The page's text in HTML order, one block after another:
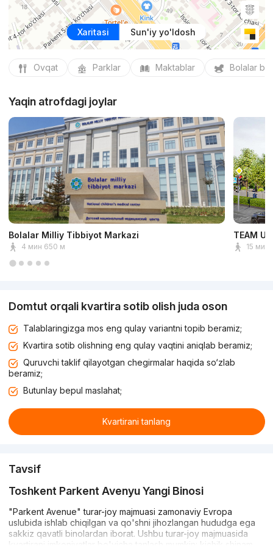
Xaritasi Sun'iy yo'ldosh
Ovqat Parklar Maktablar Bolalar
Yaqin atrofdagi joylar
Bolalar Milliy Tibbiyot Markazi
4 мин 650 м
TEAM
15 мин
Domtut orqali kvartira sotib olish juda oson
Talablaringizga mos eng qulay variantni topib beramiz;
Kvartira sotib olishning eng qulay vaqtini aniqlab beramiz;
Quruvchi taklif qilayotgan chegirmalar haqida so‘zlab
beramiz;
Butunlay bepul maslahat;
Kvartirani tanlang
Tavsif
Toshkent Parkent Avenyu Yangi Binosi
"Parkent Avenue" turar-joy majmuasi zamonaviy Evropa
uslubida ishlab chiqilgan va qo'shni jihozlangan hududga ega
sakkiz qavatli binolardan iborat. Ushbu turar-joy majmuasida